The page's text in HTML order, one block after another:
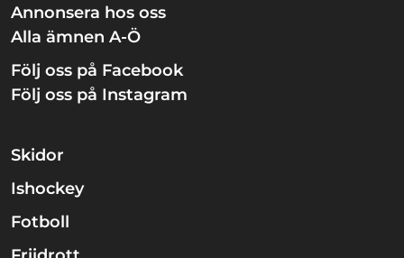
Annonsera hos oss
Alla ämnen A-Ö
Följ oss på Facebook
Följ oss på Instagram
Skidor
Ishockey
Fotboll